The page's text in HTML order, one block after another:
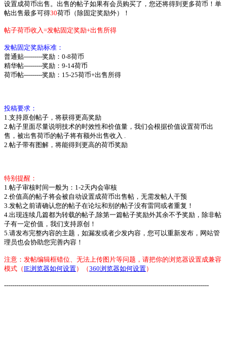
设置成荷币出售。出售的帖子如果有会员购买了，您还将得到更多荷币！单
帖出售最多可得30荷币（除固定奖励外）！
帖子荷币收入=发帖固定奖励+出售所得
发帖固定奖励标准：
普通贴---------奖励：0-8荷币
精华帖---------奖励：9-14荷币
荷币帖---------奖励：15-25荷币+出售所得
投稿要求：
1.支持原创帖子，将获得更高奖励
2.帖子里面尽量说明技术的时效性和价值量，我们会根据价值设置荷币出
售，被出售荷币的帖子将有额外出售收入 .
2.帖子带有图解，将能得到更高的荷币奖励
特别提醒：
1.帖子审核时间一般为：1-2天内会审核
2.价值高的帖子将会被自动设置成荷币出售帖，无需发帖人干预
3.发帖之前请确认您的帖子在论坛和别的帖子没有雷同或者重复！
4.出现连续几篇都为转载的帖子,除第一篇帖子奖励外其余不予奖励，除非帖
子有一定价值，我们支持原创！
5.请发布完整内容的主题，如漏发或者少发内容，您可以重新发布，网站管
理员也会协助您完善内容！
注意：发帖编辑框错位、无法上传图片等问题，请把你的浏览器设置成兼容
模式（IE浏览器如何设置）（360浏览器如何设置）
-----------------------------------------------------------------------------------------------------